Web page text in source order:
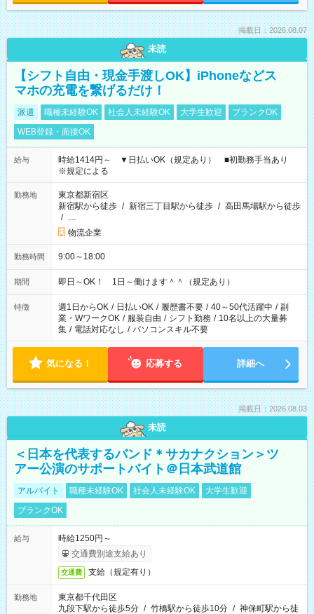
掲載日：2026.08.07
未読
【シフト自由・現金手渡しOK】iPhoneなどス
マホの充電を繋げるだけ！
派遣 職種未経験OK 社会人未経験OK 大学生歓迎
ブランクOK
WEB登録・面接OK
給与
時給1414円～ ▼日払いOK（規定あり） ■初勤務手当あり
※規定による
勤務地
東京都新宿区
新宿駅から徒歩 / 新宿三丁目駅から徒歩 / 高田馬場駅から徒歩
/ …
物流企業
勤務時間 9:00～18:00
期間 即日～OK！ 1日～働けます＾＾（規定あり）
特徴 週1日からOK / 日払いOK / 履歴書不要 / 40～50代活躍中 / 副
業・WワークOK / 服装自由 / シフト勤務 / 10名以上の大量募
集 / 電話対応なし / パソコンスキル不要
気になる！ 応募する 詳細へ
掲載日：2026.08.03
未読
＜日本を代表するバンド＊サカナクション＞ツ
アー公演のサポートバイト＠日本武道館
アルバイト 職種未経験OK 社会人未経験OK
大学生歓迎
ブランクOK
給与
時給1250円～
交通費別途支給あり
交通費 支給（規定有り）
勤務地
東京都千代田区
九段下駅から徒歩5分 / 竹橋駅から徒歩10分 / 神保町駅から徒